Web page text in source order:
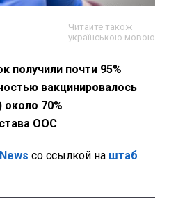
Читайте також
українською мовою
получили почти 95%
вакцинировалось
около 70%
ООС
со ссылкой на штаб